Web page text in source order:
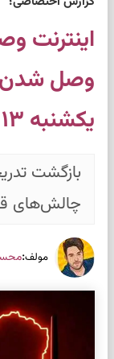
اینترنت
وصل شدن
یکشنبه ۱۳ اردیبهشت ماه
بازگشت
چالش‌های
مولف: